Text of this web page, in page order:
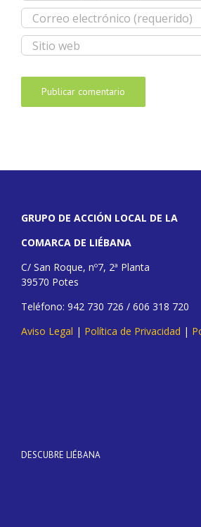
GRUPO DE ACCIÓN LOCAL DE LA
COMARCA DE LIÉBANA
C/ San Roque, nº7, 2ª Planta
39570 Potes
Teléfono: 942 730 726 / 606 318 720
Aviso Legal | Política de Privacidad |
DESCUBRE LIÉBANA